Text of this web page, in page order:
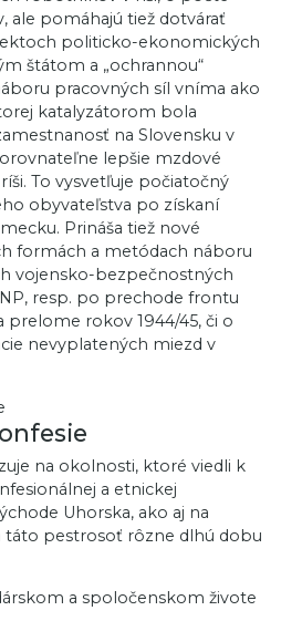
ale pomáhajú tiež dotvárať
politicko-ekonomických
štátom a „ochrannou“
pracovných síl vníma ako
katalyzátorom bola
na Slovensku v
lepšie mzdové
To vysvetľuje počiatočný
obyvateľstva po získaní
Prináša tiež nové
formách a metódach náboru
vojensko-bezpečnostných
resp. po prechode frontu
prelome rokov 1944/45, či o
nevyplatených miezd v
na okolnosti, ktoré viedli k
a etnickej
Uhorska, ako aj na
táto pestrosoť rôzne dlhú dobu